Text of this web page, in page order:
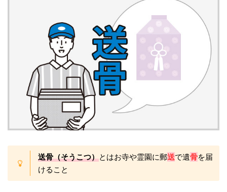
送骨（そうこつ）とはお寺や霊園に郵送で遺骨を届
けること